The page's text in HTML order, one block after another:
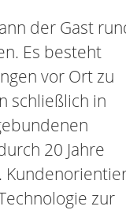
der Gast
Es besteht
vor Ort zu
schließlich in
20 Jahre
zur